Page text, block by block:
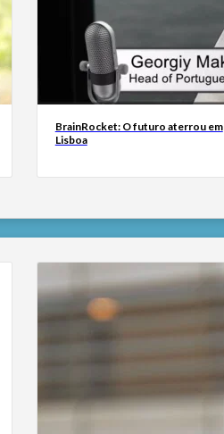
BrainRocket: O futuro aterrou em
Lisboa